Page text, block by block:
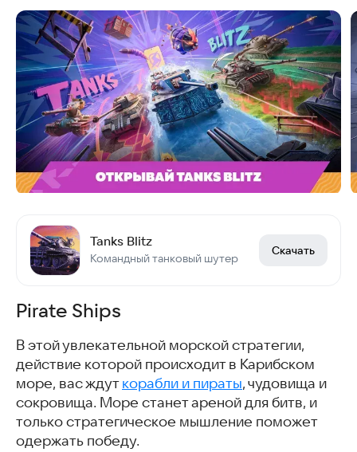
Tanks Blitz
Командный танковый шутер
Скачать
Pirate Ships
В этой увлекательной морской стратегии,
действие которой происходит в Карибском
море, вас ждут корабли и пираты, чудовища и
сокровища. Море станет ареной для битв, и
только стратегическое мышление поможет
одержать победу.